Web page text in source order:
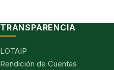
TRANSPARENCIA
LOTAIP
Rendición de Cuentas